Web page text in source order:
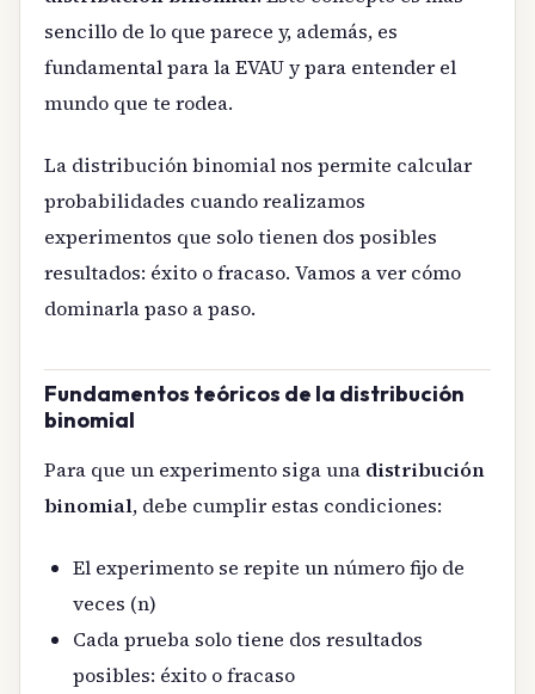
sencillo de lo que parece y, además, es
fundamental para la EVAU y para entender el
mundo que te rodea.
La distribución binomial nos permite calcular
probabilidades cuando realizamos
experimentos que solo tienen dos posibles
resultados: éxito o fracaso. Vamos a ver cómo
dominarla paso a paso.
Fundamentos teóricos de la distribución
binomial
Para que un experimento siga una distribución
binomial, debe cumplir estas condiciones:
El experimento se repite un número fijo de
veces (n)
Cada prueba solo tiene dos resultados
posibles: éxito o fracaso